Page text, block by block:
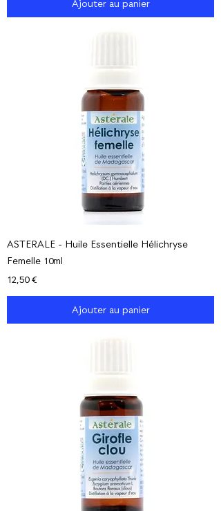
Ajouter au panier
ASTERALE - Huile Essentielle Hélichryse
Femelle 10ml
Prix
12,50 €
Ajouter au panier